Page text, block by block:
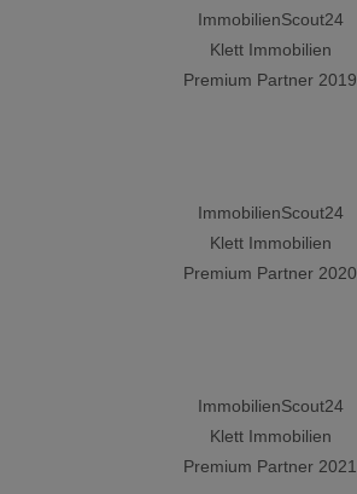
ImmobilienScout24
Klett Immobilien
Premium Partner 2019
ImmobilienScout24
Klett Immobilien
Premium Partner 2020
ImmobilienScout24
Klett Immobilien
Premium Partner 2021